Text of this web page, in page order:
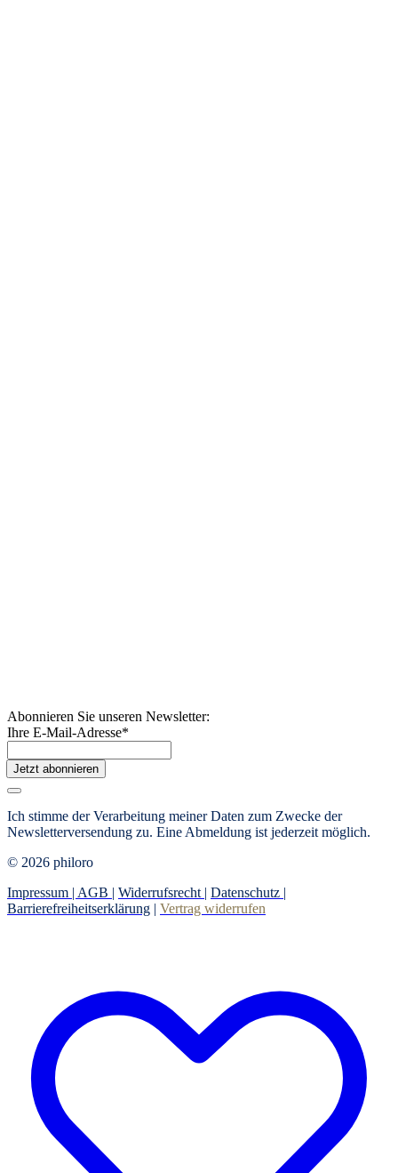
Abonnieren Sie unseren Newsletter:
Ihre E-Mail-Adresse*
Jetzt abonnieren
Ich stimme der Verarbeitung meiner Daten zum Zwecke der
Newsletterversendung zu. Eine Abmeldung ist jederzeit möglich.
© 2026 philoro
Impressum | AGB | Widerrufsrecht | Datenschutz |
Barrierefreiheitserklärung | Vertrag widerrufen